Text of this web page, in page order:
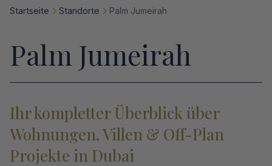
Startseite Standorte Palm Jumeirah
Palm Jumeirah
Ihr kompletter Überblick über
Wohnungen, Villen & Off-Plan
Projekte in Dubai